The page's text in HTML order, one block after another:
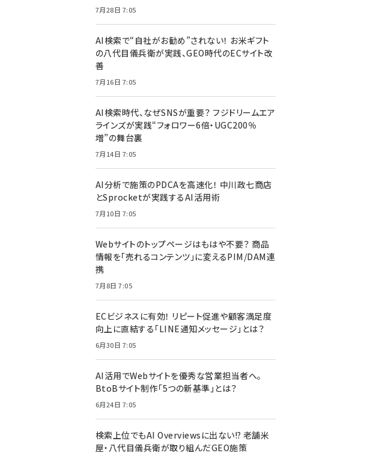
7月28日 7:05
AI検索で“自社がお勧め”されない！ お米ギフト
の八代目儀兵衛が実践、GEO時代のECサイト改
善
7月16日 7:05
AI検索時代、なぜSNSが重要？ フジドリームエア
ラインズが実践“フォロワー6倍・UGC200％
増”の舞台裏
7月14日 7:05
AI分析で施策のPDCAを高速化！ 中川政七商店
とSprocketが実践するAI活用術
7月10日 7:05
Webサイトのトップページはもはや不要？ 商品
情報を「売れるコンテンツ」に変えるPIM/DAM連
携
7月8日 7:05
ECビジネスに有効！ リピート促進や顧客満足度
向上に直結する「LINE通知メッセージ」とは？
6月30日 7:05
AI活用でWebサイトを優秀な営業担当者へ。
BtoBサイト制作「5つの新基準」とは？
6月24日 7:05
検索上位でもAI Overviewsに出ない!? 老舗米
屋・八代目儀兵衛が取り組んだGEO施策